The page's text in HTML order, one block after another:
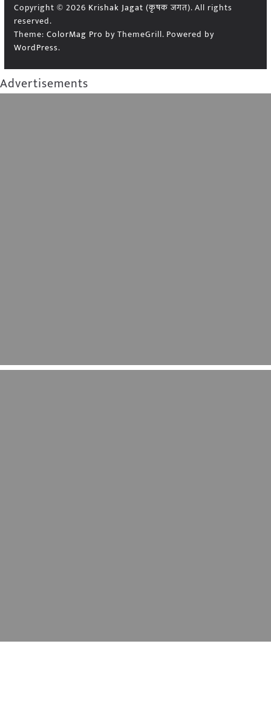
Copyright © 2026 Krishak Jagat (कृषक जगत). All rights
reserved.
Theme: ColorMag Pro by ThemeGrill. Powered by
WordPress.
Advertisements